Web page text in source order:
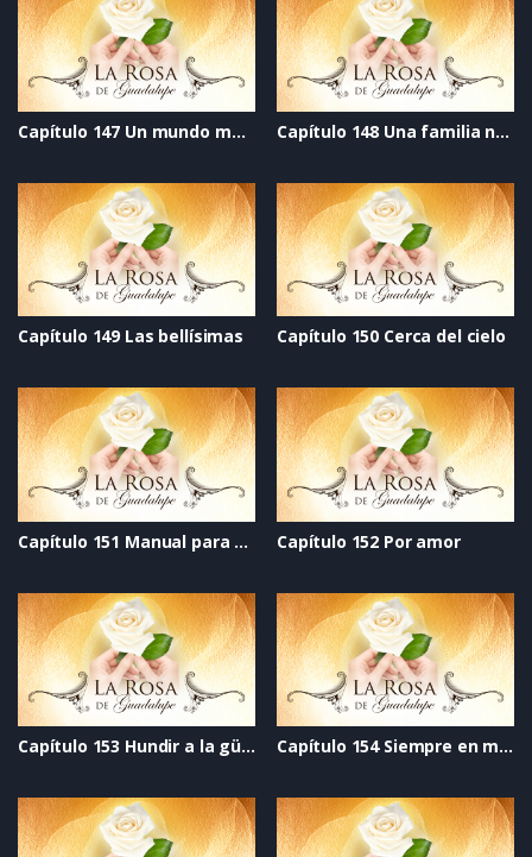
Capítulo 147 Un mundo mejor Capítulo 148 Una familia nueva
Capítulo 149 Las bellísimas Capítulo 150 Cerca del cielo
Capítulo 151 Manual para pedir permiso para tener novio Capítulo 152 Por amor
Capítulo 153 Hundir a la güera Capítulo 154 Siempre en mi corazón